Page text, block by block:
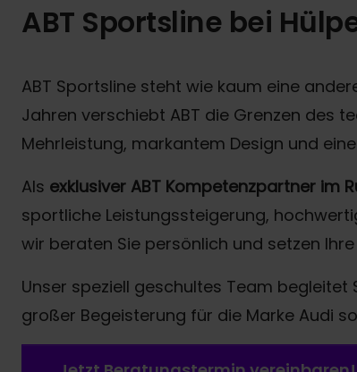
ABT Sportsline bei
ABT Sportsline steht wie kaum eine
Jahren verschiebt ABT die Grenzen des
Mehrleistung, markantem Design und
Als exklusiver ABT Kompetenzpartner im
sportliche Leistungssteigerung,
wir beraten Sie persönlich und setzen
Unser speziell geschultes Team begleitet
großer Begeisterung für die Marke Audi